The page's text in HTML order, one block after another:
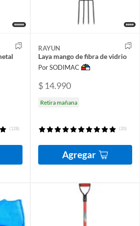
(128)
RAYUN
Laya mango de fibra de vidrio
Por SODIMAC
$ 14.990
Retira mañana
(20)
Agregar